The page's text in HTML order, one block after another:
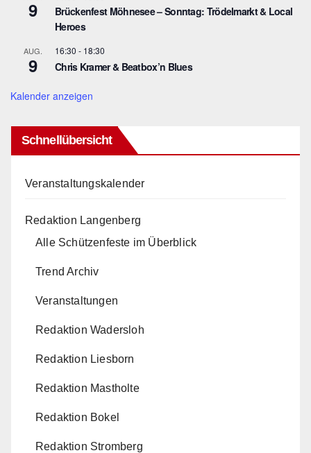
9
Brückenfest Möhnesee – Sonntag: Trödelmarkt & Local
Heroes
AUG.
9
16:30 - 18:30
Chris Kramer & Beatbox’n Blues
Kalender anzeigen
Schnellübersicht
Veranstaltungskalender
Redaktion Langenberg
Alle Schützenfeste im Überblick
Trend Archiv
Veranstaltungen
Redaktion Wadersloh
Redaktion Liesborn
Redaktion Mastholte
Redaktion Bokel
Redaktion Stromberg